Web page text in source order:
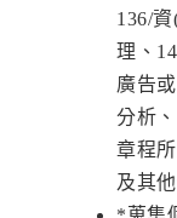
136/
理、
廣告
分析
章程
及其